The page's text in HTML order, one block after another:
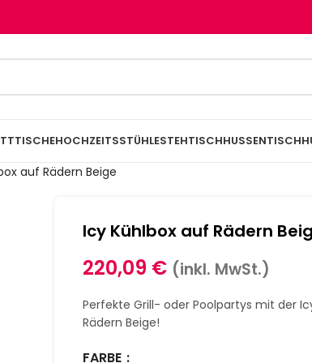
HOCHZEITSSTÜHLESTEHTISCHHUSSEN
auf Rädern Beige
Icy Kühlbox auf Rädern
220,09 € (inkl. MwSt.)
Perfekte Grill- oder Poolpartys mit der
Rädern Beige!
FARBE